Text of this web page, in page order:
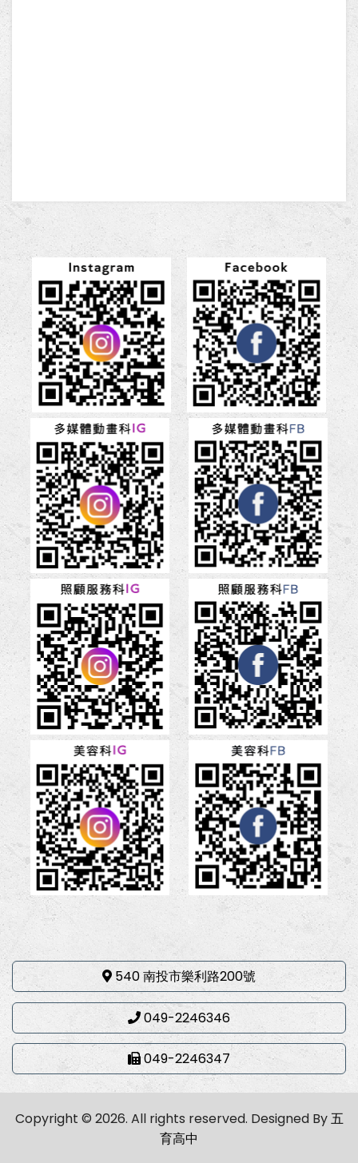
540 南投市樂利路200號
049-2246346
049-2246347
Copyright © 2026. All rights reserved. Designed By五
育高中